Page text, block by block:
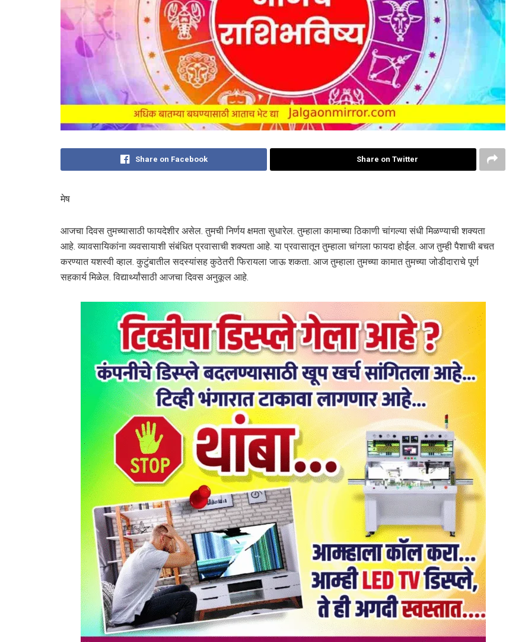
Share on Facebook Share on Twitter
मेष
आजचा दिवस तुमच्यासाठी फायदेशीर असेल. तुमची निर्णय क्षमता सुधारेल. तुम्हाला कामाच्या ठिकाणी चांगल्या संधी मिळण्याची शक्यता
आहे. व्यावसायिकांना व्यवसायाशी संबंधित प्रवासाची शक्यता आहे. या प्रवासातून तुम्हाला चांगला फायदा होईल. आज तुम्ही पैशाची बचत
करण्यात यशस्वी व्हाल. कुटुंबातील सदस्यांसह कुठेतरी फिरायला जाऊ शकता. आज तुम्हाला तुमच्या कामात तुमच्या जोडीदाराचे पूर्ण
सहकार्य मिळेल. विद्यार्थ्यांसाठी आजचा दिवस अनुकूल आहे.